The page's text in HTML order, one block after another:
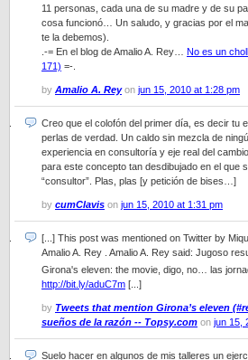
11 personas, cada una de su madre y de su
cosa funcionó… Un saludo, y gracias por el
te la debemos).
.-= En el blog de Amalio A. Rey… No es un
171) =-.
by Amalio A. Reyon jun 15, 2010 at 1:28 pm
Creo que el colofón del primer día, es decir tu
perlas de verdad. Un caldo sin mezcla de
experiencia en consultoría y eje real del
para este concepto tan desdibujado en el que
“consultor”. Plas, plas [y petición de bises…]
by cumClavis on jun 15, 2010 at 1:31 pm
[...] This post was mentioned on Twitter by
Amalio A. Rey . Amalio A. Rey said: Jugoso
Girona's eleven: the movie, digo, no… las
http://bit.ly/aduC7m [...]
by Tweets that mention Girona’s eleven
sueños de la razón -- Topsy.com on jun 15,
Suelo hacer en algunos de mis talleres un